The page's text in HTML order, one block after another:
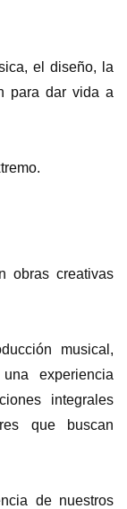
el diseño, la
para dar vida a
obras creativas
musical,
experiencia
integrales
que buscan
de nuestros